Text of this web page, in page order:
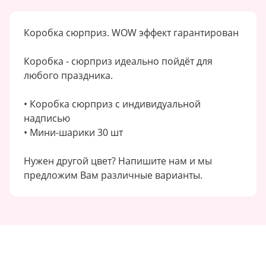
Коробка сюрприз. WOW эффект гарантирован
Коробка - сюрприз идеально пойдёт для
любого праздника.
• Коробка сюрприз с индивидуальной
надписью
• Мини-шарики 30 шт
Нужен другой цвет? Напишите нам и мы
предложим Вам различные варианты.